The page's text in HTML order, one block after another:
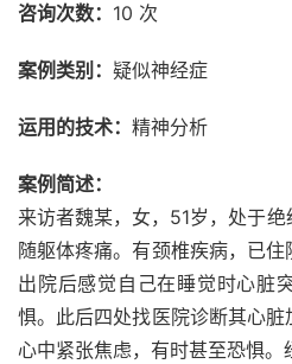
咨询次数： 10 次
案例类别： 疑似神经症
运用的技术： 精神分析
案例简述：
来访者魏某，女，51岁，处于
随躯体疼痛。有颈椎疾病，已住
出院后感觉自己在睡觉时心脏
惧。此后四处找医院诊断其心脏
心中紧张焦虑，有时甚至恐惧。